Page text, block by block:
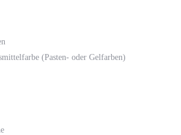
(Pasten- oder Gelfarben)